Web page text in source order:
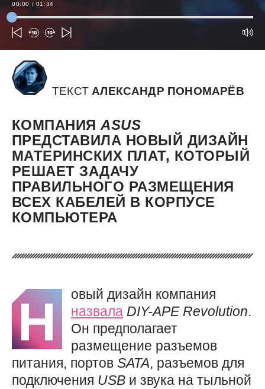
00:00 /01:34
ТЕКСТ АЛЕКСАНДР ПОНОМАРЁВ
КОМПАНИЯASUS
ПРЕДСТАВИЛА НОВЫЙ ДИЗАЙН
МАТЕРИНСКИХ ПЛАТ, КОТОРЫЙ
РЕШАЕТ ЗАДАЧУ
ПРАВИЛЬНОГО РАЗМЕЩЕНИЯ
ВСЕХ КАБЕЛЕЙ В КОРПУСЕ
КОМПЬЮТЕРА
Н
овый дизайн компания
назвала DIY-APE Revolution.
Он предполагает
размещение разъемов
питания, портов SATA, разъемов для
подключения USB и звука на тыльной